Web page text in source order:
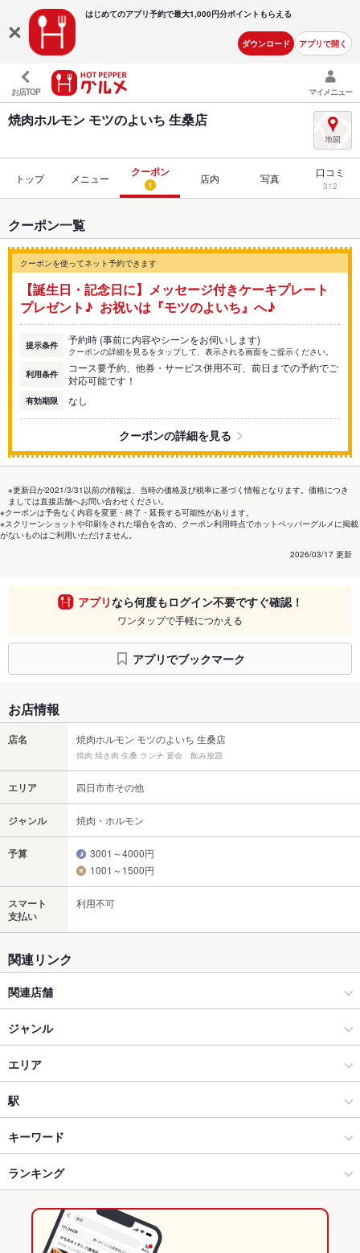
はじめてのアプリ予約で最大1,000円分ポイントもらえる
ダウンロード アプリで開く
お店TOP マイメニュー
焼肉ホルモン モツのよいち 生桑店
トップ メニュー クーポン
1 店内 写真 口コミ
312
クーポン一覧
クーポンを使ってネット予約できます
【誕生日・記念日に】メッセージ付きケーキプレート
プレゼント♪ お祝いは『モツのよいち』へ♪
提示条件 予約時 (事前に内容やシーンをお伺いします)
クーポンの詳細を見るをタップして、表示される画面をご提示ください。
利用条件
コース要予約、他券・サービス併用不可、前日までの予約でご
対応可能です！
有効期限 なし
クーポンの詳細を見る
※更新日が2021/3/31以前の情報は、当時の価格及び税率に基づく情報となります。価格につき
ましては直接店舗へお問い合わせください。
※クーポンは予告なく内容を変更・終了・延長する可能性があります。
※スクリーンショットや印刷をされた場合を含め、クーポン利用時点でホットペッパーグルメに掲載
がないものはご利用いただけません。
2026/03/17 更新
アプリなら何度もログイン不要ですぐ確認！
ワンタップで手軽につかえる
アプリでブックマーク
お店情報
店名 焼肉ホルモン モツのよいち 生桑店
焼肉 焼き肉 生桑 ランチ 宴会 飲み放題
エリア 四日市市その他
ジャンル 焼肉・ホルモン
予算
3001～4000円
1001～1500円
スマート
支払い
利用不可
関連リンク
関連店舗
肉のよいち
お米と焼肉 肉のよいち 名駅本店
お米と焼肉 肉のよいち 安城駅前店
お米と焼肉 肉のよいち 津島店
お米と焼肉 肉のよいち 日進梅森店
ジャンル
焼肉・ホルモン
焼肉
四日市 × 焼肉・ホルモン
四日市 × 焼肉
川原町駅 × 焼肉・ホルモン
川原町駅 × 焼肉
エリア
四日市市その他
四日市市その他 × 焼肉・ホルモン
四日市市その他 × 焼肉
四日市市その他 × 居酒屋
四日市市その他 × 洋・和洋・各国料理・その他
駅
伊勢松本駅
川原町駅
中川原駅
キーワード
馬刺し 刺身
ランキング
三重のグルメランキング
三重の焼肉・ホルモンランキング